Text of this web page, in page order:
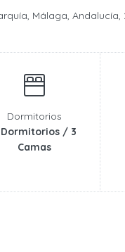
Málaga, Andalucía,
Dormitorios
Dormitorios / 3
Camas